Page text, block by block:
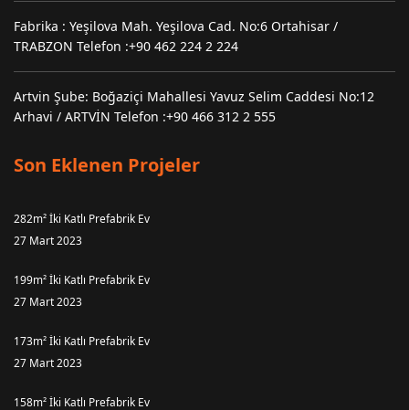
Fabrika : Yeşilova Mah. Yeşilova Cad. No:6 Ortahisar /
TRABZON Telefon :+90 462 224 2 224
Artvin Şube: Boğaziçi Mahallesi Yavuz Selim Caddesi No:12
Arhavi / ARTVİN Telefon :+90 466 312 2 555
Son Eklenen Projeler
282m² İki Katlı Prefabrik Ev
27 Mart 2023
199m² İki Katlı Prefabrik Ev
27 Mart 2023
173m² İki Katlı Prefabrik Ev
27 Mart 2023
158m² İki Katlı Prefabrik Ev